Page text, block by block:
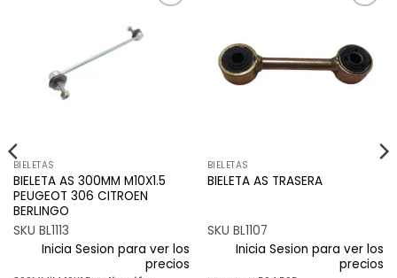
BIELETAS
BIELETA AS 300MM M10X1.5
PEUGEOT 306 CITROEN
BERLINGO
SKU BL1113
Inicia Sesion para ver los
precios
lista de
deseos
BIELETAS
BIELETA AS TRASERA
SKU BL1107
Inicia Sesion para ver los
precios